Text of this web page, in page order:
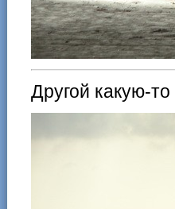
Другой какую-